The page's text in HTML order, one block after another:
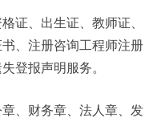
证、出生证、教师证、
、注册咨询工程师注册
登报声明服务。
、财务章、法人章、发